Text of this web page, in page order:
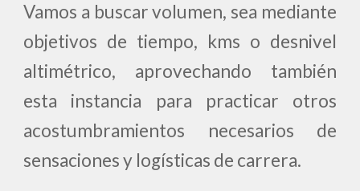
Vamos a buscar volumen, sea mediante
objetivos de tiempo, kms o desnivel
altimétrico, aprovechando también
esta instancia para practicar otros
acostumbramientos necesarios de
sensaciones y logísticas de carrera.